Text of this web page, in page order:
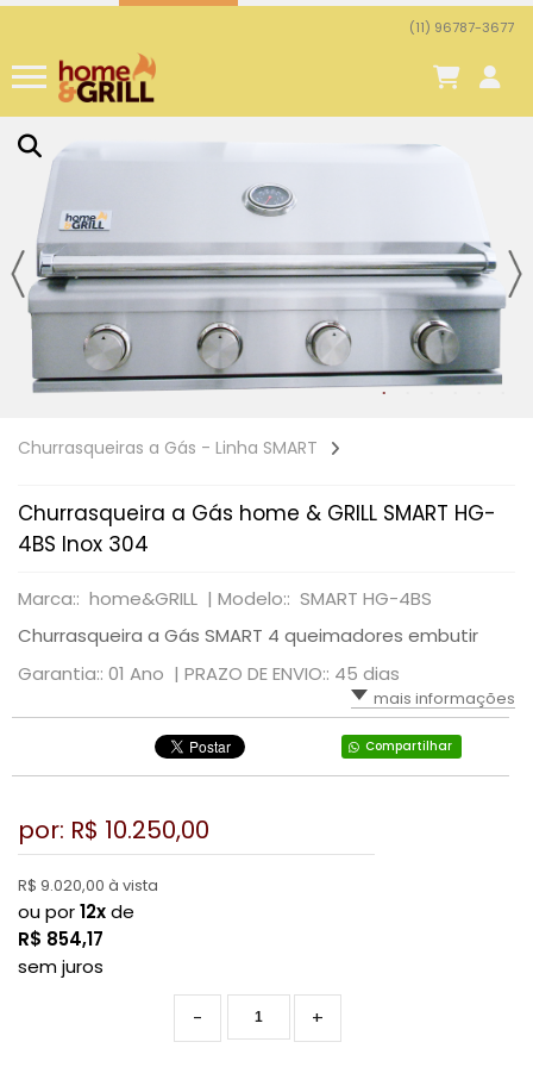
(11) 96787-3677
Churrasqueiras a Gás - Linha SMART
Churrasqueira a Gás home & GRILL SMART HG-
4BS Inox 304
Marca:: home&GRILL | Modelo:: SMART HG-4BS
Churrasqueira a Gás SMART 4 queimadores embutir
Garantia:: 01 Ano | PRAZO DE ENVIO:: 45 dias
mais informações
Compartilhar
por: R$ 10.250,00
R$ 9.020,00 à vista
ou por12xde
R$ 854,17
sem juros
+
-